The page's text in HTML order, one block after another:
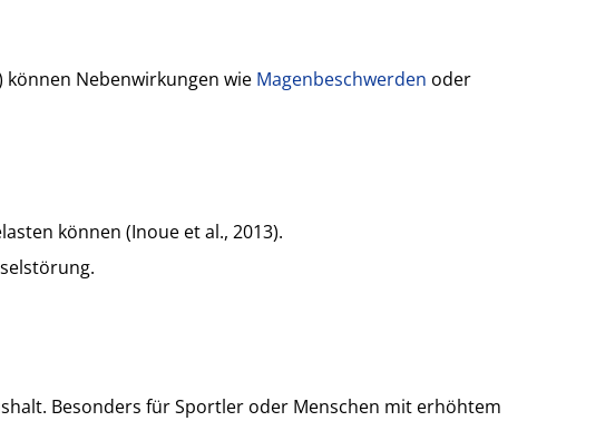
können Nebenwirkungen wie Magenbeschwerden oder
können (Inoue et al., 2013).
Besonders für Sportler oder Menschen mit erhöhtem